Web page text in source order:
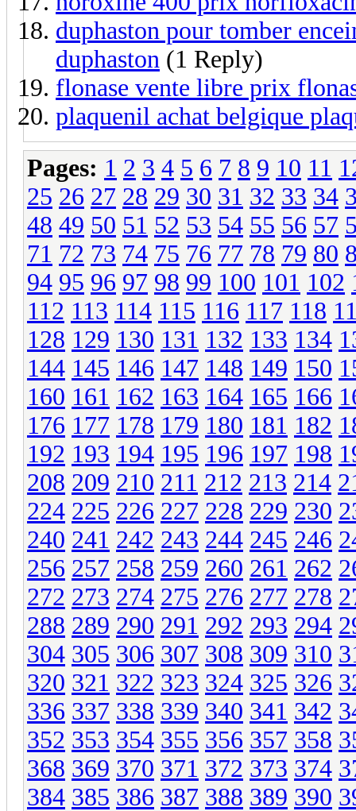
duphaston pour tomber
duphaston (1 Reply)
flonase vente libre prix
plaquenil achat belgique
Pages: 1 2 3 4 5 6 7 8 9 10 11
25 26 27 28 29 30 31 32 33 34
48 49 50 51 52 53 54 55 56 57
71 72 73 74 75 76 77 78 79 80
94 95 96 97 98 99 100 101 102
112 113 114 115 116 117 118
128 129 130 131 132 133 134
144 145 146 147 148 149 150
160 161 162 163 164 165 166
176 177 178 179 180 181 182
192 193 194 195 196 197 198
208 209 210 211 212 213 214
224 225 226 227 228 229 230
240 241 242 243 244 245 246
256 257 258 259 260 261 262
272 273 274 275 276 277 278
288 289 290 291 292 293 294
304 305 306 307 308 309 310
320 321 322 323 324 325 326
336 337 338 339 340 341 342
352 353 354 355 356 357 358
368 369 370 371 372 373 374
384 385 386 387 388 389 390